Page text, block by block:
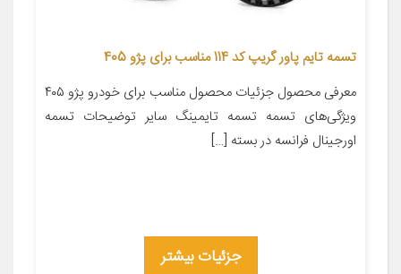
تسمه تایم پاور گریپ کد 114 مناسب برای پژو 405
معرفی محصول جزئیات محصول مناسب برای خودرو پژو ۴۰۵
ویژگی‌های تسمه تسمه تایمینگ سایر توضیحات تسمه
اورجینال فرانسه در بسته […]
جزئیات بیشتر